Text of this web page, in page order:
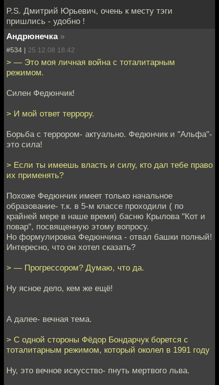
P.S. Дмитрий Юрьевич, очень к месту тэги
пришлись - удобно !
Андрюнечка »
#534 | 25.12.08 18:42
> — Это моя личная война с тоталитарным
режимом.
Силен Федюнчик!
> И мой ответ террору.
Борьба с террором- актуально. Федюнчик и "Альфа"-
это сила!
> Если ты имеешь власть и силу, кто дал тебе право
их применять?
Похоже Федюнчик имеет только начальное
образование- т.к. в 5-м классе проходили ( по
крайней мере в наше время) басню Крылова "Кот и
повар", посвященную этому вопросу.
Но формулировка Федюнчика - отвал башки полный!
Интересно, что он хотел сказать?
> — Прогрессором? Думаю, что да.
Ну ясное дело, кем же ещё!
А далее- вечная тема.
> С одной стороны Фёдор Бондарчук борется с
тоталитарным режимом, который околел в 1991 году
Ну, это вечное искусство- пнуть мертвого льва.